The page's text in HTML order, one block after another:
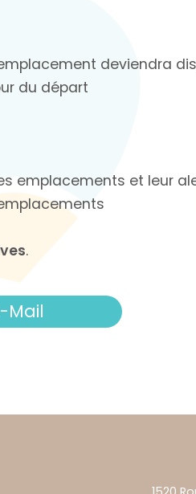
deviendra
du départ
emplacements et leur
.
Mail